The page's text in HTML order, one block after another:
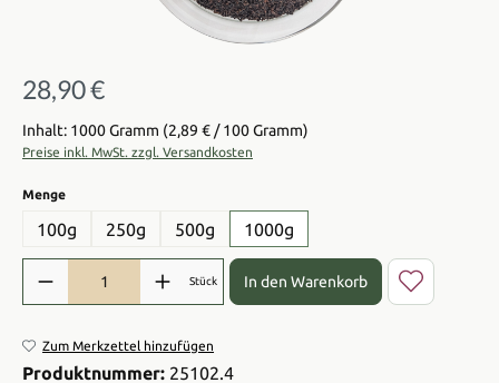
Regulärer Preis:
28,90 €
Inhalt: 1000 Gramm (2,89 € / 100 Gramm)
Preise inkl. MwSt. zzgl. Versandkosten
Mengeauswählen
100g 250g 500g 1000g
Produkt Anzahl: Gib den gewünschten Wert ein oder benutze die
Stück In den Warenkorb
Zum Merkzettel hinzufügen
Produktnummer: 25102.4